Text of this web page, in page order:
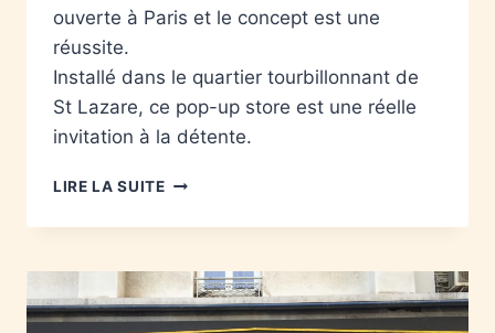
ouverte à Paris et le concept est une
réussite.
Installé dans le quartier tourbillonnant de
St Lazare, ce pop-up store est une réelle
invitation à la détente.
LIRE LA SUITE